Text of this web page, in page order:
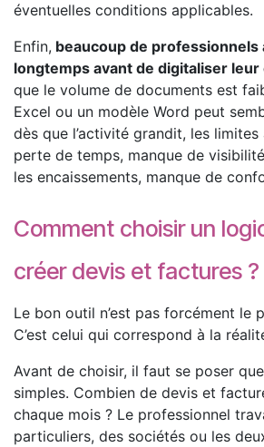
éventuelles conditions applicables.
Enfin, beaucoup de
longtemps avant de digitaliser leur
que le volume de documents est
Excel ou un modèle Word peut
dès que l’activité grandit, les
perte de temps, manque de
les encaissements, manque de
Comment choisir un
créer devis et factures ?
Le bon outil n’est pas forcément le
C’est celui qui correspond à la
Avant de choisir, il faut se poser
simples. Combien de devis et
chaque mois ? Le professionnel
particuliers, des sociétés ou les